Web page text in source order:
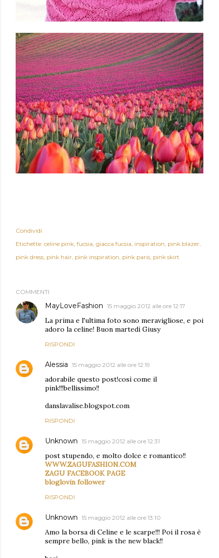
Condividi
Etichette: celine pink fucsia giacca fucsia inspiration pink blazer
pink dress pink hair pink inspiration pink paris pink skirt
COMMENTI
MayLoveFashion 15 maggio 2012 alle ore 12:17
La prima e l'ultima foto sono meravigliose, e poi
adoro la celine! Buon martedì Giusy
RISPONDI
Alessia 15 maggio 2012 alle ore 12:19
adorabile questo post!così come il
pink!!!bellissimo!!
danslavalise.blogspot.com
RISPONDI
Unknown 15 maggio 2012 alle ore 12:31
post stupendo, e molto dolce e romantico!!
WWW.ZAGUFASHION.COM
ZAGU FACEBOOK PAGE
bloglovin follower
RISPONDI
Unknown 15 maggio 2012 alle ore 13:10
Amo la borsa di Celine e le scarpe!!! Poi il rosa è
sempre bello, pink is the new black!!